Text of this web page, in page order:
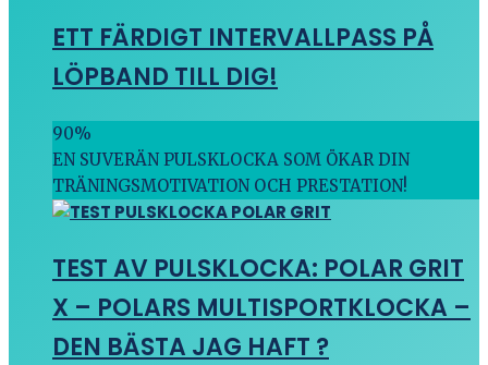
ETT FÄRDIGT INTERVALLPASS PÅ
LÖPBAND TILL DIG!
90%
EN SUVERÄN PULSKLOCKA SOM ÖKAR DIN
TRÄNINGSMOTIVATION OCH PRESTATION!
TEST AV PULSKLOCKA: POLAR GRIT
X – POLARS MULTISPORTKLOCKA –
DEN BÄSTA JAG HAFT ?